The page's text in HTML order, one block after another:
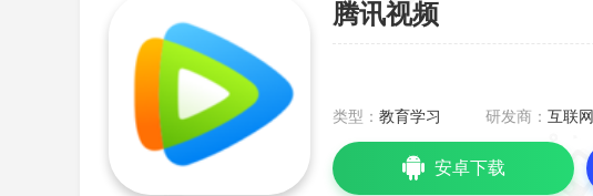
腾讯视频
类型： 教育学习 研发商： 互联网
安卓下载